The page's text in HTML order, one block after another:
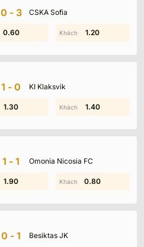
0-3 CSKA Sofia
1.10 1.70
0.60 1.20
1-0 KI Klaksvik
1.80 0.90
1.30 1.40
1-1 Omonia Nicosia FC
0.30 1.30
1.90 0.80
0-1 Besiktas JK